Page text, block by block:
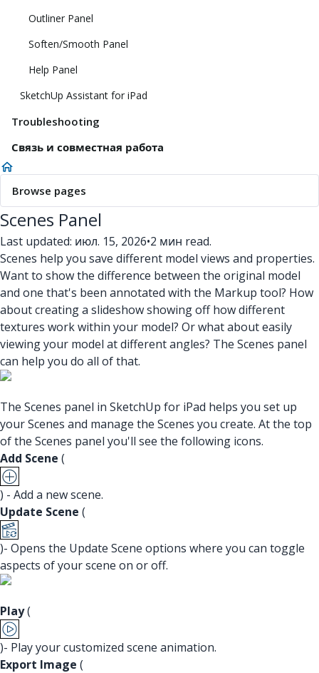
Outliner Panel
Soften/Smooth Panel
Help Panel
SketchUp Assistant for iPad
Troubleshooting
Связь и совместная работа
Browse pages
Scenes Panel
Last updated: июл. 15, 2026•2 мин read.
Scenes help you save different model views and properties.
Want to show the difference between the original model
and one that's been annotated with the Markup tool? How
about creating a slideshow showing off how different
textures work within your model? Or what about easily
viewing your model at different angles? The Scenes panel
can help you do all of that.
The Scenes panel in SketchUp for iPad helps you set up
your Scenes and manage the Scenes you create. At the top
of the Scenes panel you'll see the following icons.
Add Scene (
) - Add a new scene.
Update Scene (
)- Opens the Update Scene options where you can toggle
aspects of your scene on or off.
Play(
)- Play your customized scene animation.
Export Image (